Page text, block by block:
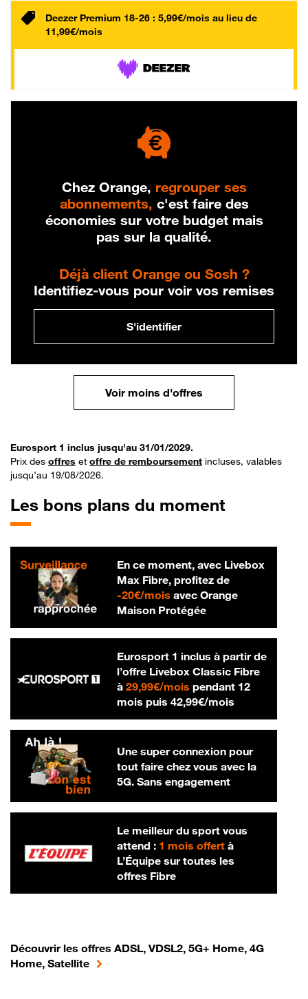
Deezer Premium 18-26 : 5,99€/mois au lieu de
11,99€/mois
Chez Orange, regrouper ses
abonnements, c'est faire des
économies sur votre budget mais
pas sur la qualité.
Déjà client Orange ou Sosh ?
Identifiez-vous pour voir vos remises
S'identifier
Voir moins d'offres
Eurosport 1 inclus jusqu'au 31/01/2029.
Prix des offres et offre de remboursement incluses, valables
jusqu’au 19/08/2026.
Les bons plans du moment
En ce moment, avec Livebox
Max Fibre, profitez de
-20€/mois20 € par mois
avec Orange
Maison Protégée
Eurosport 1 inclus à partir de
l’offre Livebox Classic Fibre
à 29,99€/mois29,99 € par mois
pendant 12
mois puis 42,99€/mois42,99 € par
Une super connexion pour
tout faire chez vous avec la
5G. Sans engagement
Le meilleur du sport vous
attend : 1 mois offertà
L’Équipe sur toutes les
offres Fibre
Découvrir les offres ADSL, VDSL2, 5G+ Home, 4G
Home, Satellite